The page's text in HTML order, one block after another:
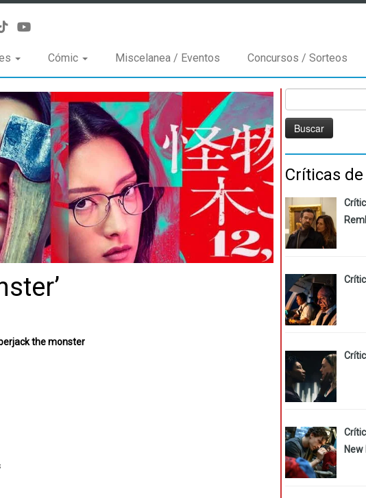
Cómic Miscelanea / Eventos Concursos / Sorteos
the monster
Críticas
New